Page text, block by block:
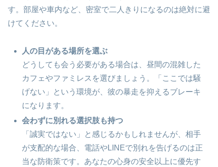
す。部屋や車内など、密室で二人きりになるのは絶対に避
けてください。
人の目がある場所を選ぶ
どうしても会う必要がある場合は、昼間の混雑した
カフェやファミレスを選びましょう。「ここでは騒
げない」という環境が、彼の暴走を抑えるブレーキ
になります。
会わずに別れる選択肢も持つ
「誠実ではない」と感じるかもしれませんが、相手
が支配的な場合、電話やLINEで別れを告げるのは正
当な防衛策です。あなたの心身の安全以上に優先す